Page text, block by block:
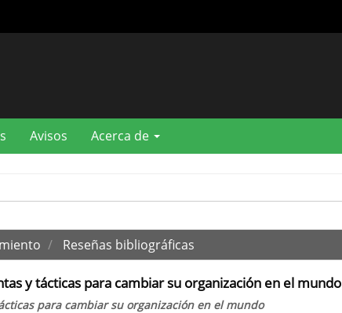
Avisos Acerca de
Reseñas bibliográficas
y tácticas para cambiar su organización en el mundo
para cambiar su organización en el mundo